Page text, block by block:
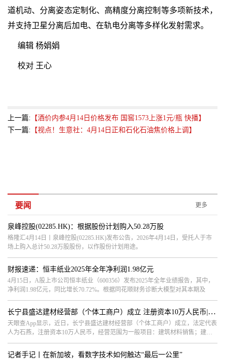
道机动、分离姿态定制化、高精度分离控制等多项新技术，
并支持卫星分离后加电、在轨电分离等多样化发射需求。
编辑 杨娟娟
校对 王心
上一篇: 【酒价内参4月14日价格发布 国窖1573上涨1元/瓶 快播】
下一篇: 【视点！生意社：4月14日正和石化石油焦价格上调】
要闻 更多
泉峰控股(02285.HK)：根据股份计划购入50.28万股
格隆汇4月14日丨泉峰控股(02285.HK)发布公告，2026年4月14日，受托人于市
场上购入总计50.28万股股份，以作股份计划用途。
财报速递：恒丰纸业2025年全年净利润1.98亿元
4月15日，A股上市公司恒丰纸业（600356）发布2025年全年业绩报告，其中，
净利润1.98亿元，同比增长70.72%。根据同花顺财务诊断大模型对其本期及
长宁县盛达建材经营部（个体工商户）成立 注册资本10万人民币|即时焦点
天眼查App显示，近日，长宁县盛达建材经营部（个体工商户）成立，法定代表
人为石燕，注册资本10万人民币，经营范围为一般项目：建筑材料销售；建筑
装饰材料销售；建筑
记者手记丨在新加坡，看数字技术如何触达“最后一公里”